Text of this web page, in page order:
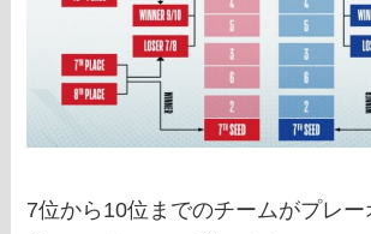
7位から10位までのチームがプレ